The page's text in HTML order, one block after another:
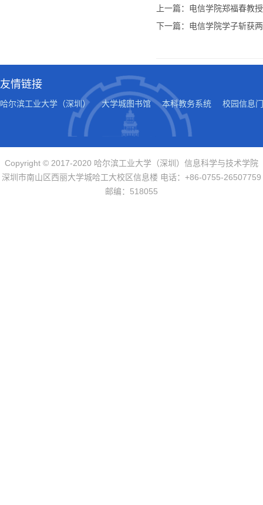
上一篇：电信学院郑福春教
下一篇：电信学院学子斩获
友情链接
哈尔滨工业大学（深圳） 大学城图书馆 本科教务系统 校园信息
Copyright © 2017-2020 哈尔滨工业大学（深圳）信息科学与技术学院
深圳市南山区西丽大学城哈工大校区信息楼 电话：+86-0755-26507759
邮编：518055